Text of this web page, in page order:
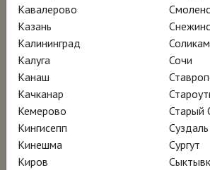
Йорке приобрёл в коллекцию
Кристины», а режиссёр
вдохновлялся атмосферой и
его произведений.
«Я хочу показать
Америка», – заявлял Эндрю
неповторимая эстетика его
Кавалерово
Казань
Калининград
Калуга
Канаш
Качканар
Кемерово
Кингисепп
Кинешма
Киров
Сочи
Старый
Суздаль
Сургут